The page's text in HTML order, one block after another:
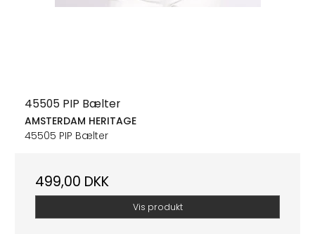
45505 PIP Bælter
AMSTERDAM HERITAGE
45505 PIP Bælter
499,00 DKK
Vis produkt